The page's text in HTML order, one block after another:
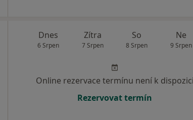
Dnes
6 Srpen
Zítra
7 Srpen
So
8 Srpen
Ne
9 Srpen
Online rezervace termínu není k dispozici
Rezervovat termín